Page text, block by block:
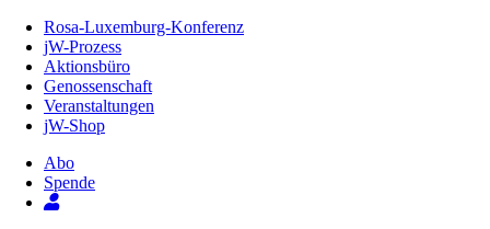
Inhalt
Seite
Rosa-Luxemburg-Konferenz
jW-Prozess
Aktionsbüro
Genossenschaft
Veranstaltungen
jW-Shop
Abo
Spende